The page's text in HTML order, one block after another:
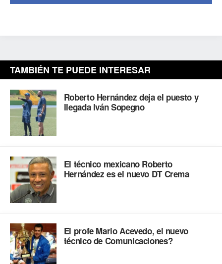
TAMBIÉN TE PUEDE INTERESAR
Roberto Hernández deja el puesto y
llegada Iván Sopegno
El técnico mexicano Roberto
Hernández es el nuevo DT Crema
El profe Mario Acevedo, el nuevo
técnico de Comunicaciones?